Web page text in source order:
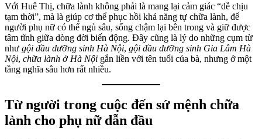
Với Huê Thị, chữa lành không phải là mang lại cảm giác “dễ chịu
tạm thời”, mà là giúp cơ thể phục hồi khả năng tự chữa lành, để
người phụ nữ có thể ngủ sâu, sống chậm lại bên trong và giữ được
tâm tĩnh giữa dòng đời biến động. Đây cũng là lý do những cụm từ
như gội đầu dưỡng sinh Hà Nội, gội đầu dưỡng sinh Gia Lâm Hà
Nội, chữa lành ở Hà Nội gắn liền với tên tuổi của bà, nhưng ở một
tầng nghĩa sâu hơn rất nhiều.
Từ người trong cuộc đến sứ mệnh chữa
lành cho phụ nữ dẫn đầu